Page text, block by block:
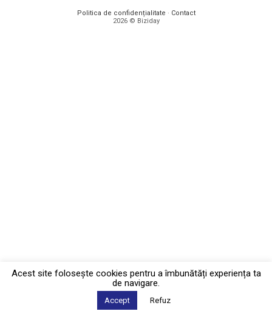
Politica de confidențialitate · Contact
2026 © Biziday
Acest site foloseşte cookies pentru a îmbunătăți experiența ta
de navigare.
Accept Refuz